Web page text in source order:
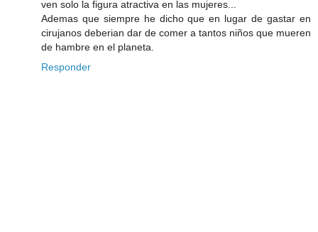
ven solo la figura atractiva en las mujeres...
Ademas que siempre he dicho que en lugar de gastar en
cirujanos deberian dar de comer a tantos niños que mueren
de hambre en el planeta.
Responder